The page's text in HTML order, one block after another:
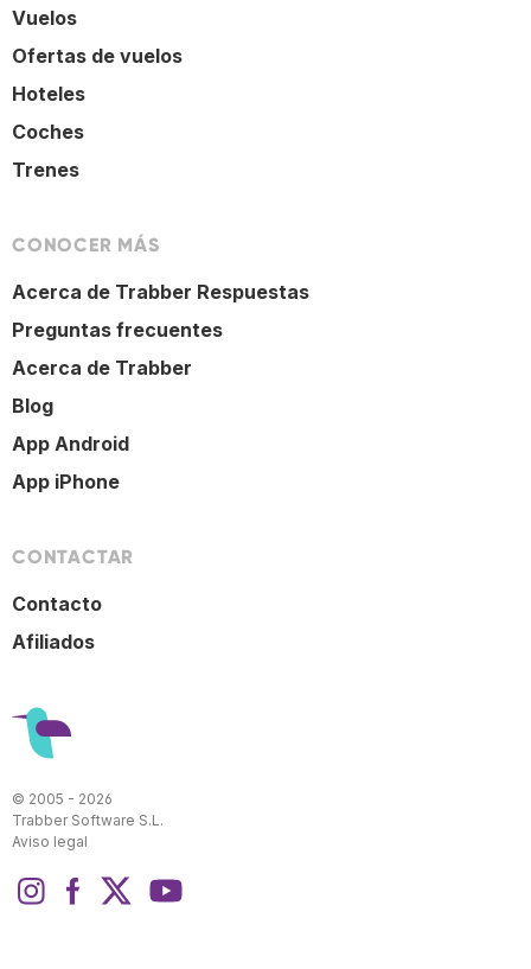
Vuelos
Ofertas de vuelos
Hoteles
Coches
Trenes
CONOCER MÁS
Acerca de Trabber Respuestas
Preguntas frecuentes
Acerca de Trabber
Blog
App Android
App iPhone
CONTACTAR
Contacto
Afiliados
© 2005 - 2026
Trabber Software S.L.
Aviso legal